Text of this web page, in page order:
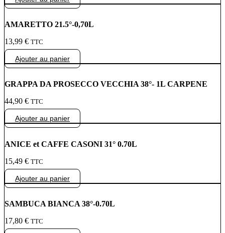
AMARETTO 21.5°-0,70L
13,99 € TTC
Ajouter au panier
GRAPPA DA PROSECCO VECCHIA 38°- 1L CARPENE
44,90 € TTC
Ajouter au panier
ANICE et CAFFE CASONI 31° 0.70L
15,49 € TTC
Ajouter au panier
SAMBUCA BIANCA 38°-0.70L
17,80 € TTC